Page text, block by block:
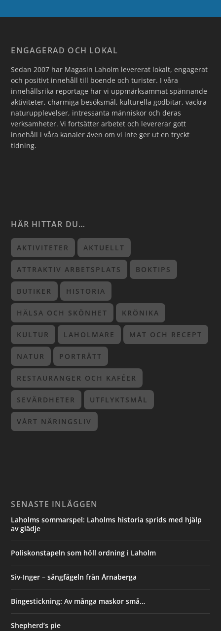
ENGAGERAD OCH LOKAL
Sedan 2007 har Magasin Laholm levererat lokalt, engagerat
och positivt innehåll till boende och turister. I våra
innehållsrika reportage har vi uppmärksammat spännande
aktiviteter, charmiga besöksmål, kulturella godbitar, vackra
naturupplevelser, intressanta människor och deras
verksamheter. Vi fortsätter arbetet och levererar gott
innehåll i våra kanaler även om vi inte ger ut en tryckt
tidning.
HÄR HITTAR DU…
AKTIVITETER AKTUELLT
ATTRAKTIV ARBETSPLATS BOKTIPS
BUTIKER HISTORIA
HÄLSA OCH SKÖNHET KRÖNIKA
KULTUR LAHOLMARE MAT OCH RECEPT
NATUR PORTRÄTT
RESTAURANGER OCH KAFÉER
SEVÄRDHETER UTFLYKTSMÅL
VÅRT NÄRINGSLIV
SENASTE INLÄGGEN
Laholms sommarspel: Laholms historia sprids med hjälp
av glädje
Poliskonstapeln som höll ordning i Laholm
Siv-Inger – sångfågeln från Årnaberga
Bingestickning: Av många maskor små…
Shepherd’s pie